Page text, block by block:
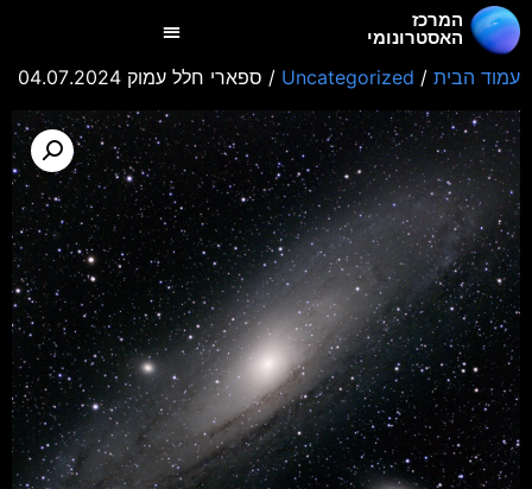
המרכז
האסטרונומי
עמוד הבית /
Uncategorized / ספארי חלל עמוק 04.07.2024